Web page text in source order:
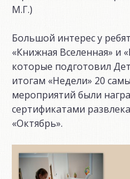
М.Г.)
Большой интерес у
«Книжная Вселенная» и
которые подготовил
итогам «Недели» 20
мероприятий были
сертификатами
«Октябрь».